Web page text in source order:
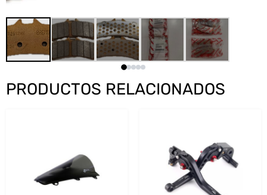
PRODUCTOS RELACIONADOS